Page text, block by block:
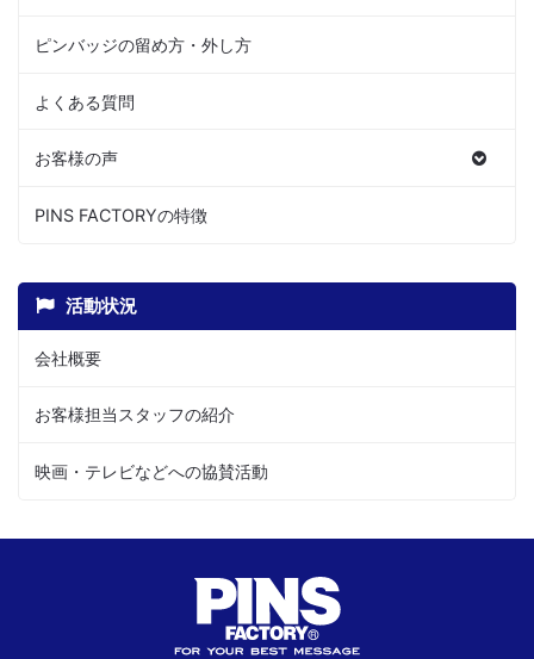
ピンバッジの留め方・外し方
よくある質問
お客様の声
PINS FACTORYの特徴
活動状況
会社概要
お客様担当スタッフの紹介
映画・テレビなどへの協賛活動